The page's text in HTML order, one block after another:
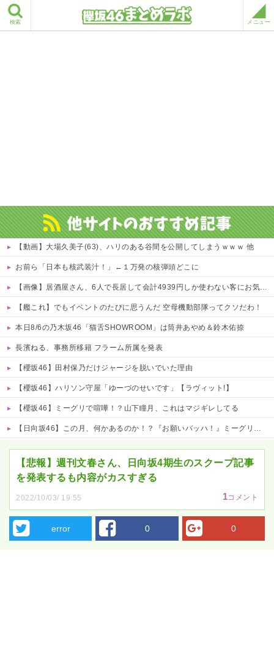
検索 メニュー
【動画】大場久美子(63)、ハリのある谷間を公開してしまうｗｗｗ 他
お前ら「日本も核武装汁！」←１万発の核弾頭どこに
【画像】居酒屋さん、6人で長居して会計4939円しか使わない客にお気持ち表明してしまう←コレどっちが悪いんや？？？？？？
【艦これ】でもイベントのたびに思うんだ 空母機動部隊ってクソだわ！
本日8/6の乃木坂46「猫舌SHOWROOM」は筒井あやめ＆鈴木佑捺
長濱ねる、事務所移籍 フラーム所属を発表
【櫻坂46】田村保乃だけジャージを脱いでいた理由
【櫻坂46】ハリソン守屋「ゆーづのせいです」【ラヴィット!】
【櫻坂46】ミーグリで喧嘩！？山下瞳月、これはマジギレしてる
【日向坂46】この月、何かあるのか！？『お願いバッハ！』ミーグリ日程がこちら
【悲報】週刊文春さん、日向坂4期生のスクープ記事
を発表するも内容がカスすぎる
2022/10/03/ 19:55 1コメント
error 0 0